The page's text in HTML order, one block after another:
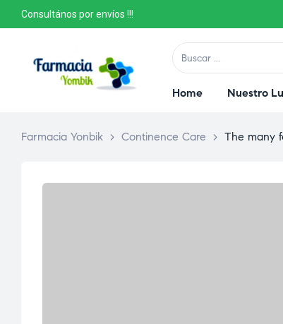
Consultános por envíos !!!
Home Nuestro
Farmacia Yonbik > Continence Care > The many